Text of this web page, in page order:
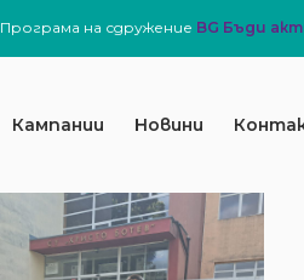
Програма на сдружение BG Бъди
Кампании Новини